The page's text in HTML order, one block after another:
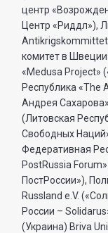
центр
Центр «Риддл»),
комитет в
«Medusa Project»
Республика «The
Андрея
(Литовская
Свободных
Федеративная
PostRussia
ПостРоссии»),
Russland e.V.
России –
(Украина) Briva